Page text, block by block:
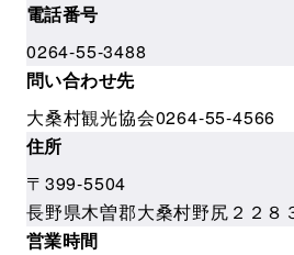
電話番号
0264-55-3488
問い合わせ先
大桑村観光協会0264-55-4566
住所
〒399-5504
長野県木曽郡大桑村野尻２２８
営業時間